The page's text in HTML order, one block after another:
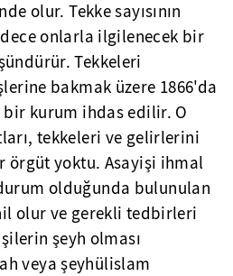
olur. Tekke sayısının
onlarla ilgilenecek bir
Tekkeleri
bakmak üzere 1866'da
bir kurum ihdas edilir. O
tekkeleri ve gelirlerini
örgüt yoktu. Asayişi ihmal
olduğunda bulunulan
olur ve gerekli tedbirleri
şeyh olması
veya şeyhülislam